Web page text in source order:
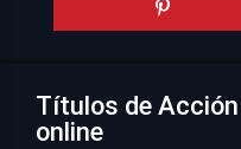
Títulos de
online